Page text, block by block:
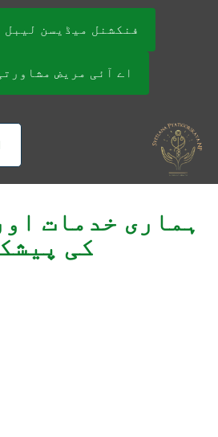
فنکشنل میڈیسن لیبل
اے آئی مریض
ہماری خدمات
کی